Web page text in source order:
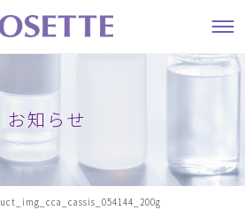
お知らせ